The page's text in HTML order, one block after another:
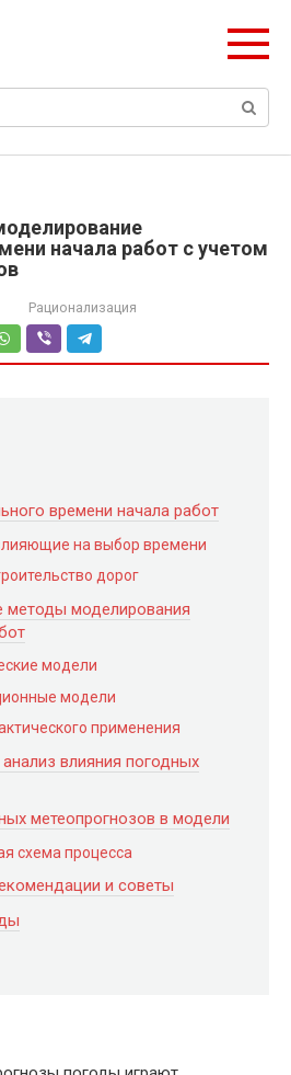
начала работ с учетом
Рационализация
времени начала работ
на выбор времени
дорог
методы моделирования
модели
модели
применения
влияния погодных
метеопрогнозов в модели
схема процесса
и советы